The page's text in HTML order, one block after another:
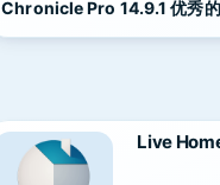
Chronicle Pro 14.9.1 优秀
Live